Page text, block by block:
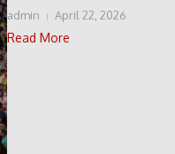
admin April 22, 2026
Read More